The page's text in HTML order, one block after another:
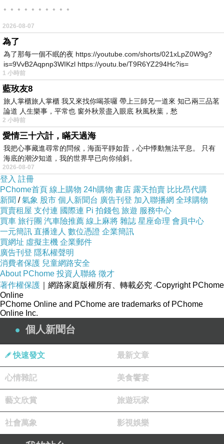
。。。。。。。。。。
2026-08-07
為了
為了那每一個不眠的夜 https://youtube.com/shorts/021xLpZ0W9g?
is=9VvB2Aqpnp3WIKzl https://youtu.be/T9R6YZ294Hc?is=
1 小時前
藍玫友8
旅人掌櫃旅人掌櫃 我又來找你喝茶囉 帶上三師兄一道來 知己兩三品茗
論道 人生樂事，平常也 窗外秋景盡入眼底 秋風秋葉，愁
2 小時前
愛情三十六計，瞞天過海
我把心事藏進尋常的問候，海面平靜如昔，心中悸動無法平息。 只有
海底的潮汐知道，我的世界早已向你傾斜。
2026-08-07
登入 註冊
PChome首頁 線上購物 24h購物 書店 露天拍賣 比比昂代購
新聞 /氣象 股市 個人新聞台 廣告刊登 加入聯播網 全球購物
買賣租屋 支付連 國際連 Pi 拍錢包 旅遊 服務中心
買車 旅行團 汽車險推薦 線上麻將 雜誌 星座命理 會員中心
一元簡訊 直播達人 數位憑證 企業簡訊
買網址 虛擬主機 企業郵件
廣告刊登 隱私權聲明
消費者保護 兒童網路安全
About PChome 投資人聯絡 徵才
著作權保護 ｜網路家庭版權所有、轉載必究 ‧Copyright PChome
Online
PChome Online and PChome are trademarks of PChome
Online Inc.
個人新聞台
快速發文 最新文章
心情雜記 美食饗宴
藝文欣賞 旅遊玩家
社會萬象 影視娛樂